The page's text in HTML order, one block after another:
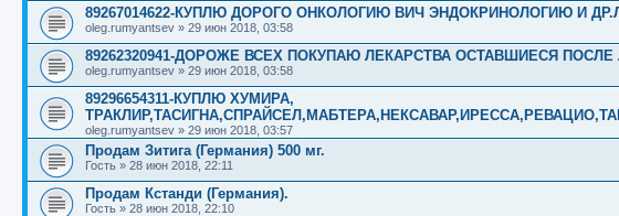
89267014622-КУПЛЮ ДОРОГО ОНКОЛОГИЮ ВИЧ ЭНДОКРИНОЛОГИЮ И
oleg.rumyantsev » 29 июн 2018, 03:58
89262320941-ДОРОЖЕ ВСЕХ ПОКУПАЮ ЛЕКАРСТВА ОСТАВШИЕСЯ
oleg.rumyantsev » 29 июн 2018, 03:58
89296654311-КУПЛЮ ХУМИРА,
oleg.rumyantsev » 29 июн 2018, 03:57
Продам Зитига (Германия) 500 мг.
Гость » 28 июн 2018, 22:11
Продам Кстанди (Германия).
Гость » 28 июн 2018, 22:10